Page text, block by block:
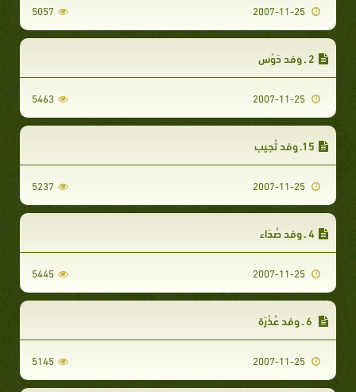
5057
2 ـ وفد دَوْس‏
5463
15ـ وفد تُجِيب‏
5237
4 ـ وفد صُدَاء‏
5445
5145